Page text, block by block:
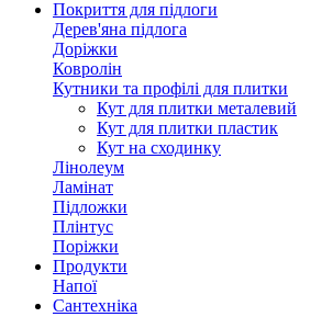
Покриття для підлоги
Дерев'яна підлога
Доріжки
Ковролін
Кутники та профілі для плитки
Кут для плитки металевий
Кут для плитки пластик
Кут на сходинку
Лінолеум
Ламінат
Підложки
Плінтус
Поріжки
Продукти
Напої
Сантехніка